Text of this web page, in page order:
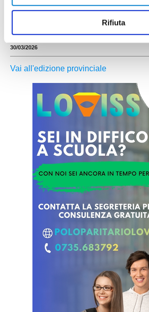
Rifiuta
17 Puglia – Marche: 1-4
Russo); Giannelli,
(13’ st Strusi); Torchetti,
30/03/2026
Vai all'edizione provinciale